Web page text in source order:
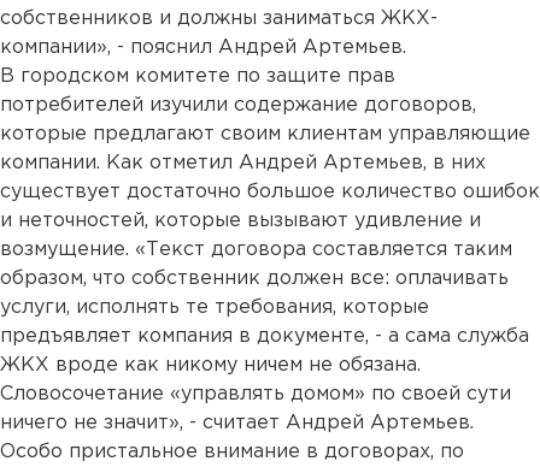
собственников и должны заниматься ЖКХ-
компании», - пояснил Андрей Артемьев.
В городском комитете по защите прав
потребителей изучили содержание договоров,
которые предлагают своим клиентам управляющие
компании. Как отметил Андрей Артемьев, в них
существует достаточно большое количество ошибок
и неточностей, которые вызывают удивление и
возмущение. «Текст договора составляется таким
образом, что собственник должен все: оплачивать
услуги, исполнять те требования, которые
предъявляет компания в документе, - а сама служба
ЖКХ вроде как никому ничем не обязана.
Словосочетание «управлять домом» по своей сути
ничего не значит», - считает Андрей Артемьев.
Особо пристальное внимание в договорах, по